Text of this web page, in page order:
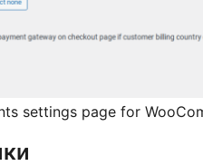
settings page for